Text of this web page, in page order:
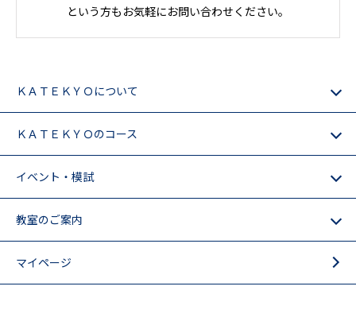
という方もお気軽にお問い合わせください。
ＫＡＴＥＫＹＯについて
ＫＡＴＥＫＹＯのコース
イベント・模試
教室のご案内
マイページ